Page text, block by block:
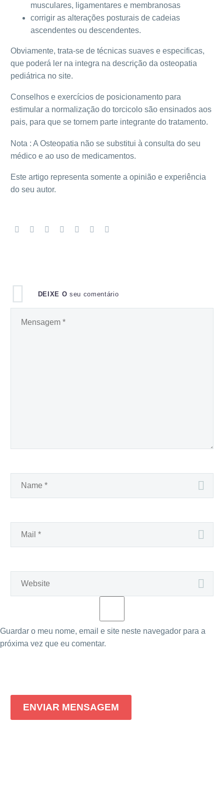
musculares, ligamentares e membranosas
corrigir as alterações posturais de cadeias
ascendentes ou descendentes.
Obviamente, trata-se de técnicas suaves e especificas,
que poderá ler na integra na descrição da osteopatia
pediátrica no site.
Conselhos e exercícios de posicionamento para
estimular a normalização do torcicolo são ensinados aos
pais, para que se tornem parte integrante do tratamento.
Nota : A Osteopatia não se substitui à consulta do seu
médico e ao uso de medicamentos.
Este artigo representa somente a opinião e experiência
do seu autor.
DEIXE Oseu comentário
Guardar o meu nome, email e site neste navegador para a
próxima vez que eu comentar.
ENVIAR MENSAGEM